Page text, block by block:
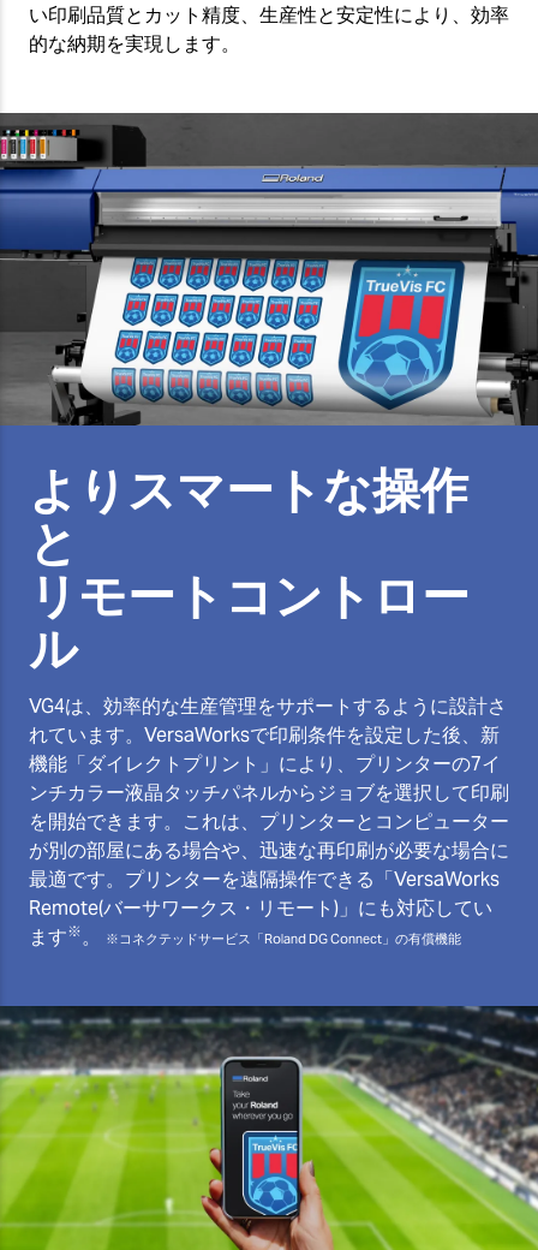
い印刷品質とカット精度、生産性と安定性により、効率
的な納期を実現します。
よりスマートな操作
と
リモートコントロー
ル
VG4は、効率的な生産管理をサポートするように設計さ
れています。VersaWorksで印刷条件を設定した後、新
機能「ダイレクトプリント」により、プリンターの7イ
ンチカラー液晶タッチパネルからジョブを選択して印刷
を開始できます。これは、プリンターとコンピューター
が別の部屋にある場合や、迅速な再印刷が必要な場合に
最適です。プリンターを遠隔操作できる「VersaWorks
Remote(バーサワークス・リモート)」にも対応してい
ます※。 ※コネクテッドサービス「Roland DG Connect」の有償機能